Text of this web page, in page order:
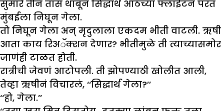
सुमारे तीन तास थांबून सिद्धार्थ आठच्या फ्लाईटनं परत
मुंबईला निघून गेला.
तो निघून गेला अन् मृदुलाला एकदम भीती वाटली. ऋषी
आता काय रिअॅक्शन देणार? भीतीमुळे ती त्याच्यासमोर
जाणंही टाळत होती.
रात्रीची जेवणं आटोपली. ती झोपण्याठी खोलीत आली,
तेव्हा ऋषीनं विचारलं, ‘‘सिद्धार्थ गेला?’’
‘‘हो, गेला.’’